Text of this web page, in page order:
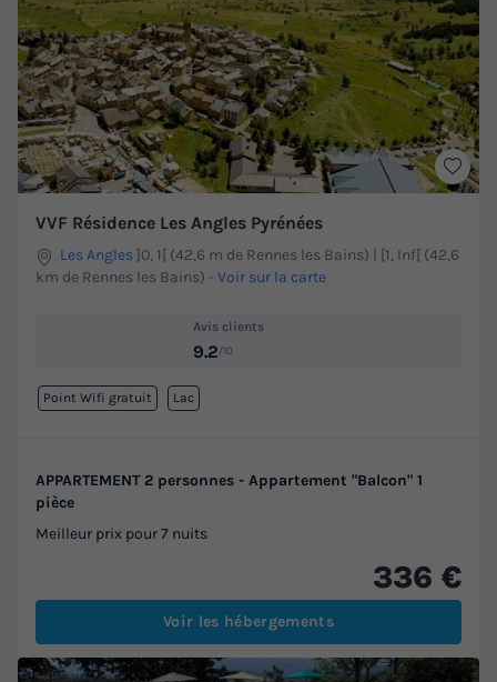
VVF Résidence Les Angles Pyrénées
Les Angles]0, 1[ (42,6 m de Rennes les Bains) | [1, Inf[ (42,6
km de Rennes les Bains) - Voir sur la carte
Avis clients
9.2/10
Point Wifi gratuit Lac
APPARTEMENT 2 personnes - Appartement "Balcon" 1
pièce
Meilleur prix pour 7 nuits
336 €
Voir les hébergements